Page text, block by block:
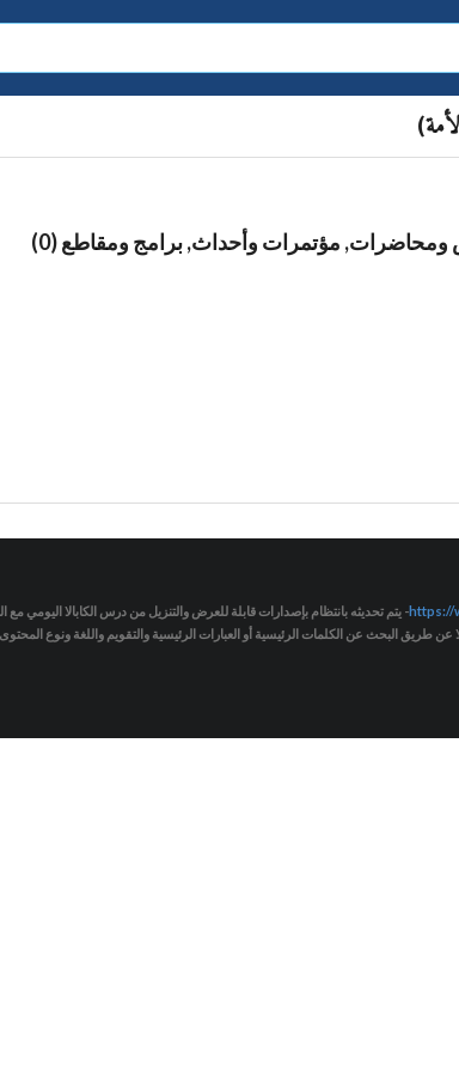
مؤتمرات وأحداث, برامج ومقاطع (0)
https://- يتم تحديثه بانتظام بإصدارات قابلة للعرض والتنزيل من درس الكابالا اليومي مع
طريق البحث عن الكلمات الرئيسية أو العبارات الرئيسية والتقويم واللغة ونوع